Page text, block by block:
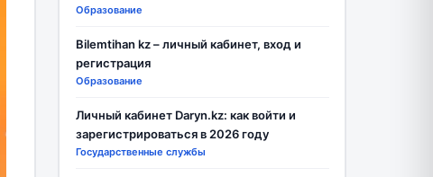
Образование
Bilemtihan kz – личный кабинет, вход и
регистрация
Образование
Личный кабинет Daryn.kz: как войти и
зарегистрироваться в 2026 году
Государственные службы